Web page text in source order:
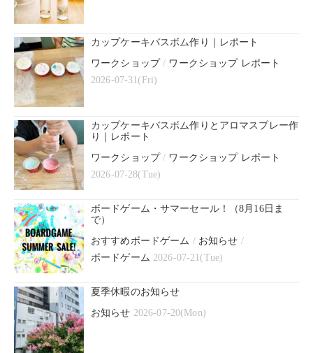
カップケーキバスボム作り｜レポート
ワークショップ/ ワークショップ レポート
2026-07-31(Fri)
カップケーキバスボム作りとアロマスプレー作
り｜レポート
ワークショップ/ ワークショップ レポート
2026-07-28(Tue)
ボードゲーム・サマーセール！（8月16日ま
で）
おすすめボードゲーム / お知らせ /
ボードゲーム 2026-07-21(Tue)
夏季休暇のお知らせ
お知らせ 2026-07-20(Mon)